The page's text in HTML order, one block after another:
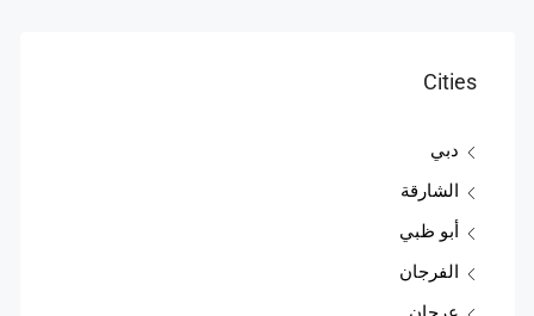
Cities
دبي
الشارقة
أبو ظبي
الفرجان